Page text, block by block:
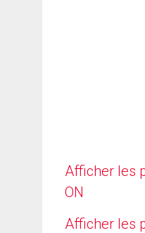
Afficher les
ON
Afficher les